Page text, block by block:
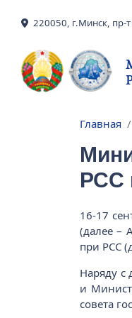
220050, г.Минск, пр-
Главная
РСС
16-17
(далее –
при РСС
Наряду с
и
совета